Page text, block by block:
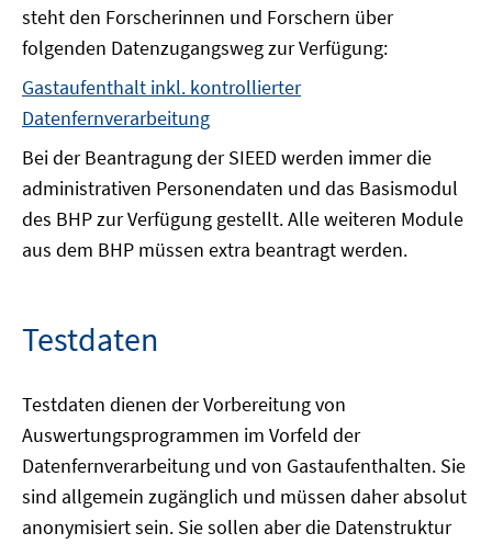
steht den Forscherinnen und Forschern über
folgenden Datenzugangsweg zur Verfügung:
Gastaufenthalt inkl. kontrollierter
Datenfernverarbeitung
Bei der Beantragung der SIEED werden immer die
administrativen Personendaten und das Basismodul
des BHP zur Verfügung gestellt. Alle weiteren Module
aus dem BHP müssen extra beantragt werden.
Testdaten
Testdaten dienen der Vorbereitung von
Auswertungsprogrammen im Vorfeld der
Datenfernverarbeitung und von Gastaufenthalten. Sie
sind allgemein zugänglich und müssen daher absolut
anonymisiert sein. Sie sollen aber die Datenstruktur